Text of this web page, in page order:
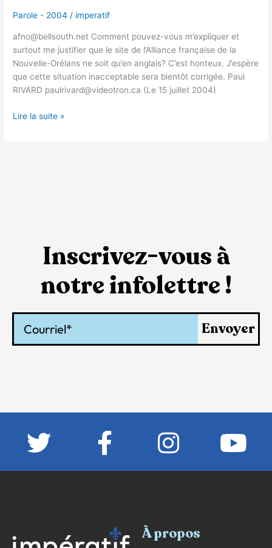
Parole - 2004 / imperatif
afno@bellsouth.net Comment pouvez-vous m’expliquer et
surtout me justifier que le site de l’Alliance française de la
Nouvelle-Orélans ne soit qu’en anglais? C’est honteux. J’espère
que cette situation inacceptable sera bientôt corrigée. Paul
RIVARD paulrivard@videotron.ca (Le 15 juillet 2004)
Lire la suite »
Inscrivez-vous à
notre infolettre !
Envoyer
À propos